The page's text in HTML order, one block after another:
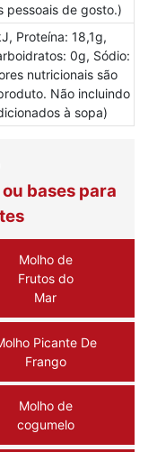
pessoais de gosto.)
Proteína: 18,1g,
0g, Sódio:
nutricionais são
Não incluindo
à sopa)
bases para
Molho de
Frutos do
Mar
Picante De
Frango
Molho de
cogumelo